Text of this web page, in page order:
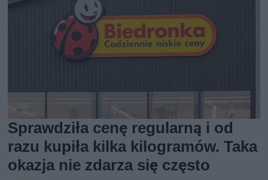
Sprawdziła cenę regularną i od
razu kupiła kilka kilogramów. Taka
okazja nie zdarza się często